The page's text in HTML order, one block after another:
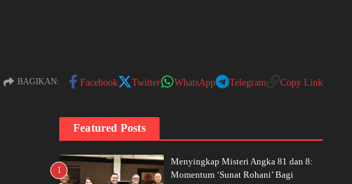
BAGIKAN: Facebook Twitter WhatsApp Telegram Copy Link
Featured Posts
1
Menyingkap Misteri Angka 81 dan 8:
Momentum ‘Sunat Rohani’ Bagi